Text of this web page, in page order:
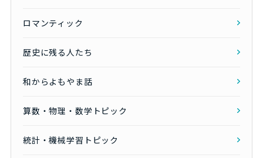
ロマンティック
歴史に残る人たち
和からよもやま話
算数・物理・数学トピック
統計・機械学習トピック